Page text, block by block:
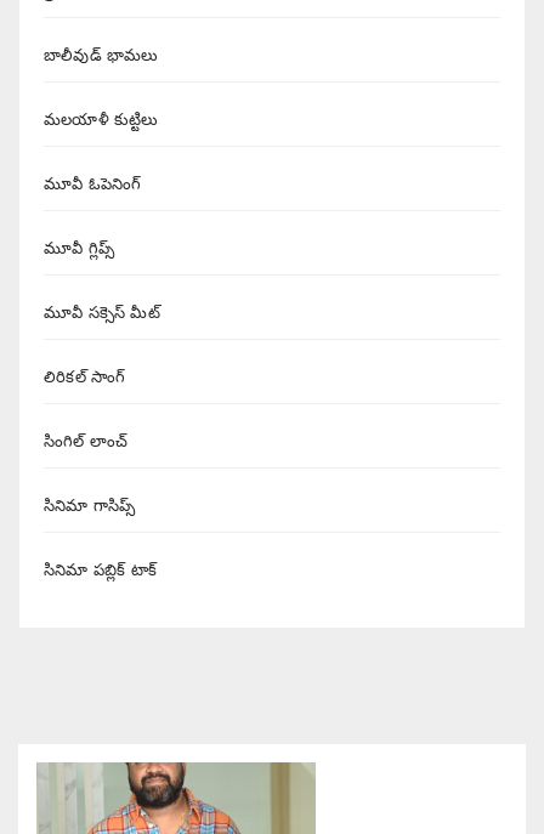
బాలీవుడ్ భామలు
మలయాళీ కుట్టిలు
మూవీ ఓపెనింగ్
మూవీ గ్లిప్స్
మూవీ సక్సెస్ మీట్
లిరికల్ సాంగ్
సింగిల్ లాంచ్
సినిమా గాసిప్స్
సినిమా పబ్లిక్ టాక్